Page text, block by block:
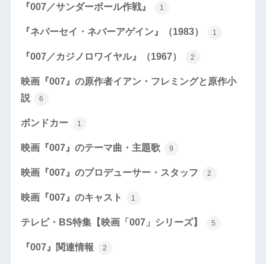
『007／サンダーボール作戦』 1
『ネバーセイ・ネバーアゲイン』（1983） 1
『007／カジノロワイヤル』（1967） 2
映画『007』の原作者イアン・フレミングと原作小
説
6
ボンドカー 1
映画『007』のテーマ曲・主題歌 9
映画『007』のプロデューサー・スタッフ 2
映画『007』のキャスト 1
テレビ・BS特集【映画「007」シリーズ】 5
『007』関連情報 2